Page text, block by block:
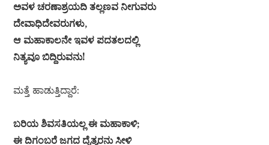
ಅವಳ ಚರಣಾಶ್ರಯದಿ ತಲ್ಲಣವ ನೀಗುವರು
ದೇವಾಧಿದೇವರುಗಳು,
ಆ ಮಹಾಕಾಲನೇ ಇವಳ ಪದತಲದಲ್ಲಿ
ನಿತ್ಯವೂ ಬಿದ್ದಿರುವನು!
ಮತ್ತೆ ಹಾಡುತ್ತಿದ್ದಾರೆ:
ಬರಿಯ ಶಿವಸತಿಯಲ್ಲ ಈ ಮಹಾಕಾಳಿ;
ಈ ದಿಗಂಬರೆ ಜಗದ ದೈತ್ಯರನು ಸೀಳಿ